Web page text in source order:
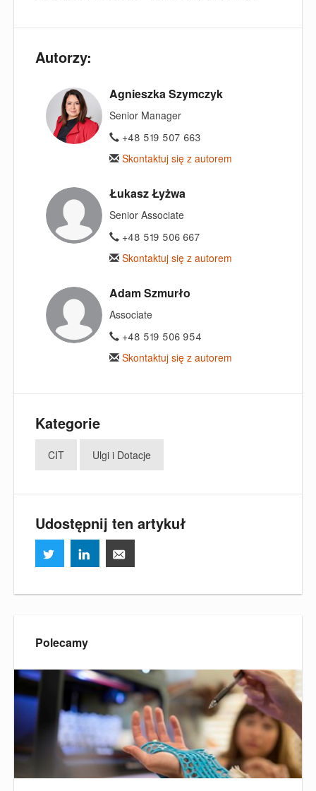
Autorzy:
Agnieszka Szymczyk
Senior Manager
+48 519 507 663
Skontaktuj się z autorem
Łukasz Łyżwa
Senior Associate
+48 519 506 667
Skontaktuj się z autorem
Adam Szmurło
Associate
+48 519 506 954
Skontaktuj się z autorem
Kategorie
CIT Ulgi i Dotacje
Udostępnij ten artykuł
Polecamy